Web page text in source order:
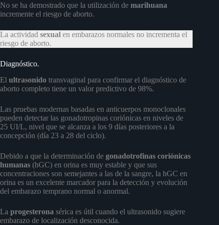
No se ha demostrado que la utilización de marihuana
incremente el riesgo de aborto.
La actividad sexual en embarazos normales no incrementa el
riesgo de aborto.
Diagnóstico.
El ultrasonido transvaginal para confirmar el diagnóstico de
aborto completo tiene un valor predictivo de 98%.
Las pruebas modernas basadas en anticuerpos monoclonales
pueden detectar las gonadotropinas coriónicas en niveles de
25 UI/L, nivel que se alcanza a los 9 días posteriores a la
concepción (día 23 a 28 del ciclo).
Debido a que la determinación de gonadotrofinas coriónicas
humanas (hGC) en orina es muy estable y que sus
concentraciones son semejantes a las de la sangre, la hGC en
orina es un excelente marcador para la detección y evolución
del embarazo temprano normal o anormal.
La progesterona sérica es útil cuando el ultrasonido sugiere
embarazo de localización desconocida.